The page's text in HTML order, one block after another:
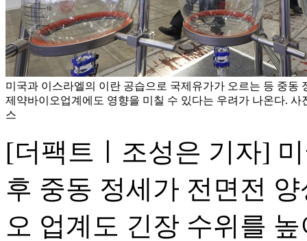
미국과 이스라엘의 이란 공습으로 국제유가가 오르는 등 중동
제약바이오업계에도 영향을 미칠 수 있다는 우려가 나온다. 사
스
[더팩트ㅣ조성은 기자]
후 중동 정세가 전면전
오 업계도 긴장 수위를